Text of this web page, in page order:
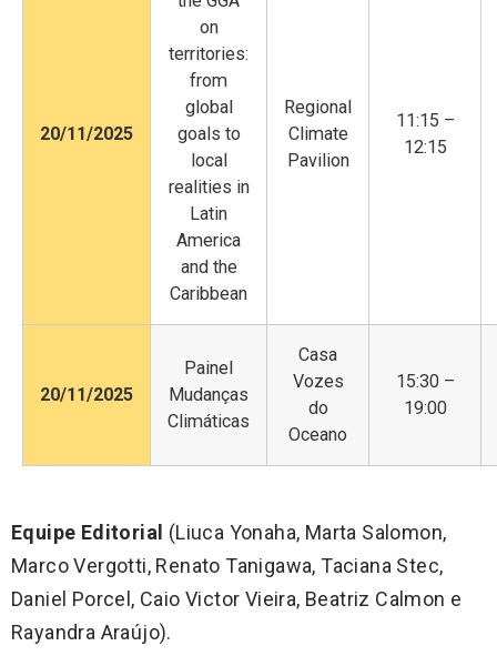
20/11/2025
on
territories:
from
global
goals to
local
realities in
Latin
America
and the
Caribbean
Regional
Climate
Pavilion
11:15 –
12:15
20/11/2025
Painel
Mudanças
Climáticas
Casa
Vozes
do
Oceano
15:30 –
19:00
Equipe Editorial (Liuca Yonaha, Marta Salomon,
Marco Vergotti, Renato Tanigawa, Taciana Stec,
Daniel Porcel, Caio Victor Vieira, Beatriz Calmon e
Rayandra Araújo).